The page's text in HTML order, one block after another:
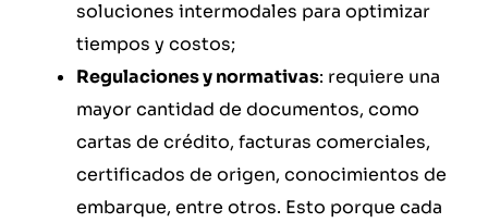
soluciones intermodales para optimizar
tiempos y costos;
Regulaciones y normativas: requiere una
mayor cantidad de documentos, como
cartas de crédito, facturas comerciales,
certificados de origen, conocimientos de
embarque, entre otros. Esto porque cada